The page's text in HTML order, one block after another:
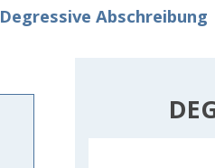
Degressive Abschreibung